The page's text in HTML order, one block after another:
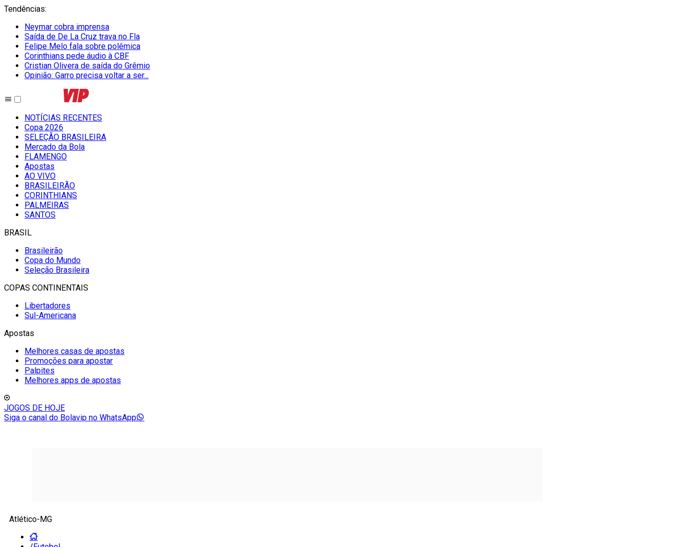
Tendências:
Neymar cobra imprensa
Saída de De La Cruz trava no Fla
Felipe Melo fala sobre polêmica
Corinthians pede áudio à CBF
Cristian Olivera de saída do Grêmio
Opinião: Garro precisa voltar a ser...
NOTÍCIAS RECENTES
Copa 2026
SELEÇÃO BRASILEIRA
Mercado da Bola
FLAMENGO
Apostas
AO VIVO
BRASILEIRÃO
CORINTHIANS
PALMEIRAS
SANTOS
BRASIL
Brasileirão
Copa do Mundo
Seleção Brasileira
COPAS CONTINENTAIS
Libertadores
Sul-Americana
Apostas
Melhores casas de apostas
Promoções para apostar
Palpites
Melhores apps de apostas
JOGOS DE HOJE
Siga o canal do Bolavip no WhatsApp
Atlético-MG